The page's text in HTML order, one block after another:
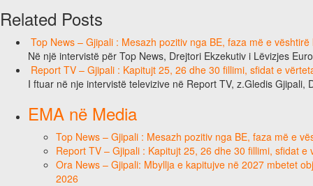
Related Posts
Top News – Gjipali : Mesazh pozitiv nga BE, faza më e
Në një intervistë për Top News, Drejtori Ekzekutiv i Lëvizjes
Report TV – Gjipali : Kapitujt 25, 26 dhe 30 fillimi, sfidat e
I ftuar në nje intervistë televizive në Report TV, z.Gledis Gjipali,
EMA në Media
Top News – Gjipali : Mesazh pozitiv nga BE, faza më e
Report TV – Gjipali : Kapitujt 25, 26 dhe 30 fillimi, sfidat
Ora News – Gjipali: Mbyllja e kapitujve në 2027 mbetet
2026